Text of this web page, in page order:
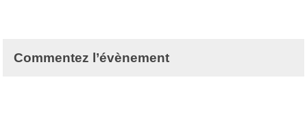
Commentez l’évènement